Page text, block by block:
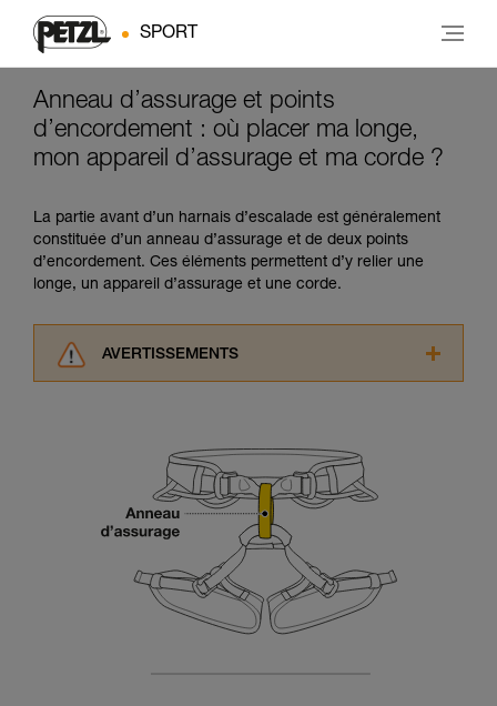
SPORT
Anneau d’assurage et points
d’encordement : où placer ma longe,
mon appareil d’assurage et ma corde ?
La partie avant d’un harnais d’escalade est généralement
constituée d’un anneau d’assurage et de deux points
d’encordement. Ces éléments permettent d’y relier une
longe, un appareil d’assurage et une corde.
AVERTISSEMENTS
informations de la notice technique pour
pouvoir comprendre ce complément
d’informations.
Maîtriser ces techniques nécessite une
formation et un entraînement spécifique. Validez
avec un professionnel votre capacité à refaire
la manipulation, seul, en toute sécurité, avant
de la reproduire en autonomie.
Nous donnons des exemples de techniques